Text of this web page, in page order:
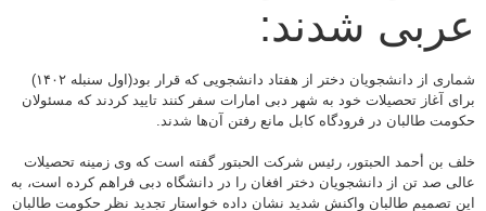
عربی شدند:
شماری از دانشجویان دختر از هفتاد دانشجویی که قرار بود(اول سنبله ۱۴۰۲)
برای آغاز تحصیلات خود به شهر دبی امارات سفر کنند تایید کردند که مسئولان
حکومت طالبان در فرودگاه کابل مانع رفتن آن‌ها شدند.
خلف بن أحمد الحبتور، رئیس شرکت الحبتور گفته است که وی زمینه تحصیلات
عالی صد تن از دانشجویان دختر افغان را در دانشگاه دبی فراهم کرده است، به
این تصمیم طالبان واکنش شدید نشان داده خواستار تجدید نظر حکومت طالبان